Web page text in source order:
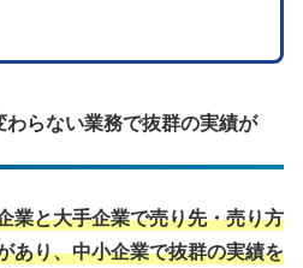
らない業務で抜群の実績が
業と大手企業で売り先・売り方
あり、中小企業で抜群の実績を